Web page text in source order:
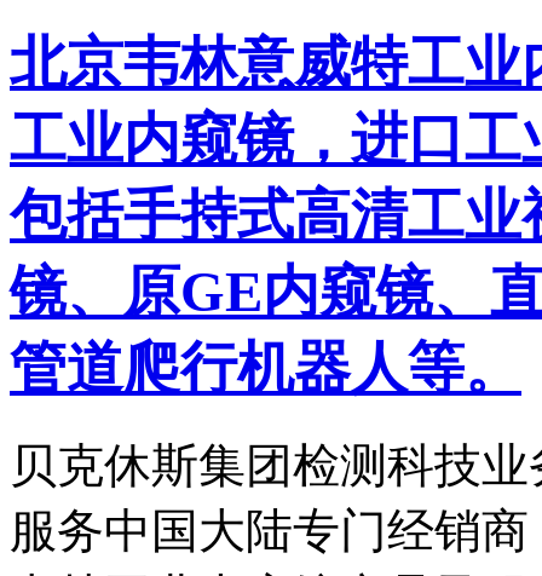
北京韦林意威特工
工业内窥镜，进口
包括手持式高清工
镜、原GE内窥镜、
管道爬行机器人等。
贝克休斯集团检测科技
服务中国大陆专门经销商